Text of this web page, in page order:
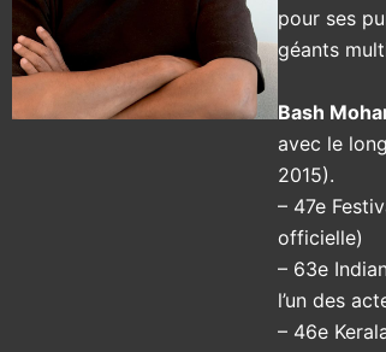
pour ses
géants
Bash
avec le
2015).
– 47e
officielle)
– 63e
l’un des
– 46e